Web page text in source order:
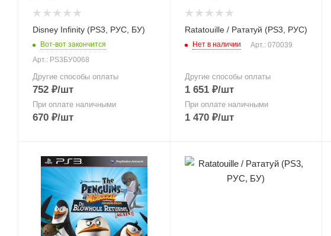
Disney Infinity (PS3, РУС, БУ)
Вот-вот закончится
Арт.: PS3БУ0068
Другие способы оплаты
752 ₽/шт
При оплате наличными
670 ₽/шт
Ratatouille / Рататуй (PS3, РУС)
Нет в наличии Арт.: 070039
Другие способы оплаты
1 651₽/шт
При оплате наличными
1 470₽/шт